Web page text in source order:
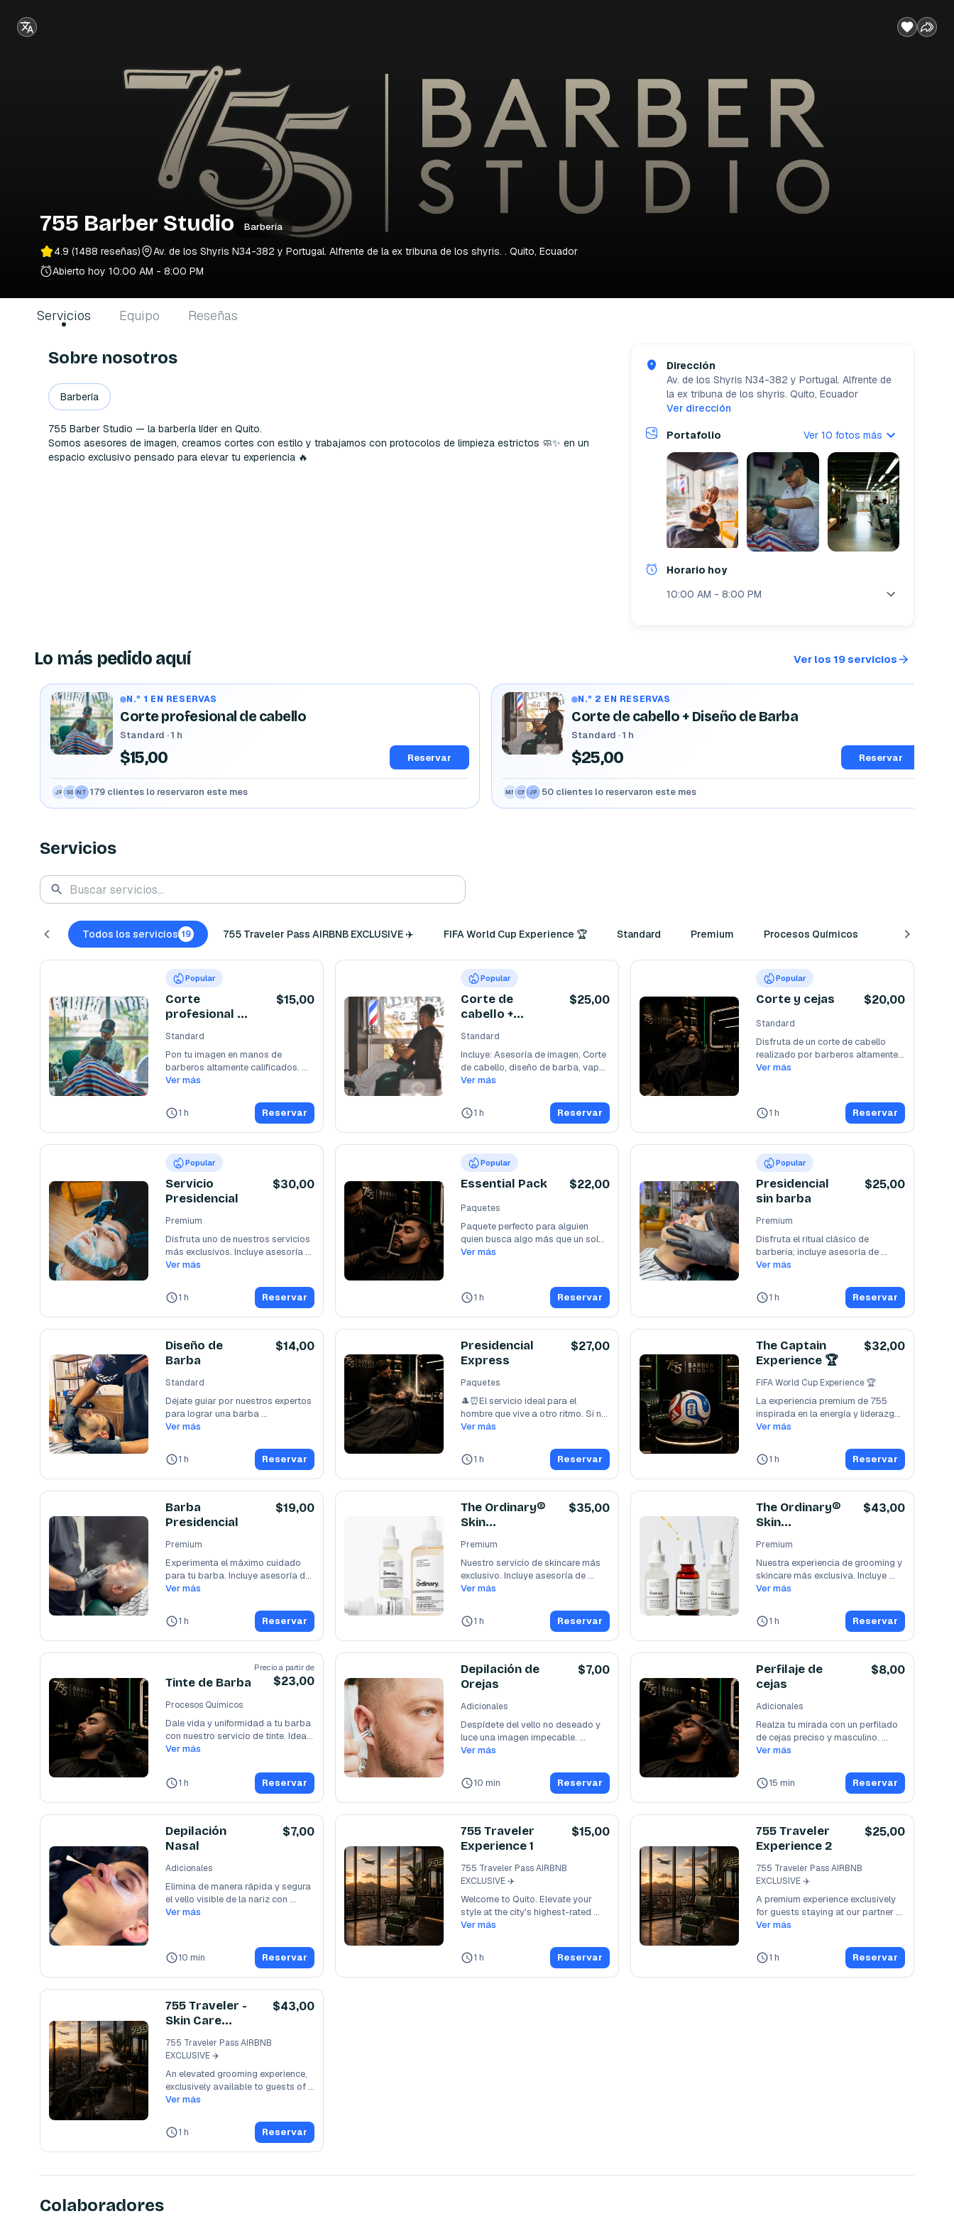
755 Barber Studio Barbería
4.9 (1488 reseñas) Av. de los Shyris N34-382 y Portugal. Alfrente de la ex tribuna de los shyris. . Quito, Ecuador
Abierto hoy 10:00 AM - 8:00 PM
Servicios Equipo Reseñas
Sobre nosotros
Barbería
755 Barber Studio — la barbería líder en Quito.
Somos asesores de imagen, creamos cortes con estilo y trabajamos con protocolos de limpieza estrictos 🧼✨ en un
espacio exclusivo pensado para elevar tu experiencia 🔥
Dirección
Av. de los Shyris N34-382 y Portugal. Alfrente de
la ex tribuna de los shyris. Quito, Ecuador
Ver dirección
Portafolio Ver 10 fotos más
Horario hoy
10:00 AM - 8:00 PM
Lo más pedido aquí Ver los 19 servicios
N.º 1 EN RESERVAS
Corte profesional de cabello
Standard · 1 h
$15,00 Reservar
JP SG NT 179 clientes lo reservaron este mes
N.º 2 EN RESERVAS
Corte de cabello + Diseño de Barba
Standard · 1 h
$25,00 Reservar
MR CR JP 50 clientes lo reservaron este mes
Servicios
Todos los servicios 19 755 Traveler Pass AIRBNB EXCLUSIVE ✈️ FIFA World Cup Experience 🏆 Standard Premium Procesos Químicos Adicionales
Popular
Corte
profesional de
$15,00
Standard
Pon tu imagen en manos de
barberos altamente calificados.
Disfruta de un corte
Ver más
1 h Reservar
Popular
Corte de
cabello +
Barba
$25,00
Standard
Incluye: Asesoría de imagen, Corte
de cabello, diseño de barba, vapor,
toalla...
Ver más
1 h Reservar
Popular
Corte y cejas $20,00
Standard
Disfruta de un corte de cabello
realizado por barberos altamente
calificados,
Ver más
1 h Reservar
Popular
Servicio
Presidencial
$30,00
Premium
Disfruta uno de nuestros servicios
más exclusivos. Incluye asesoría
de imagen,
Ver más
1 h Reservar
Popular
Essential Pack $22,00
Paquetes
Paquete perfecto para alguien
quien busca algo más que un solo
corte! Asesoría
Ver más
1 h Reservar
Popular
Presidencial
sin barba
$25,00
Premium
Disfruta el ritual clásico de
barberia; incluye asesoría de
imagen, corte de
Ver más
1 h Reservar
Diseño de
Barba
$14,00
Standard
Déjate guiar por nuestros expertos
para lograr una barba
perfectamente
Ver más
1 h Reservar
Presidencial
Express
$27,00
Paquetes
🎩⏰El servicio ideal para el
hombre que vive a otro ritmo. Si no
tienes tiempo
Ver más
1 h Reservar
The Captain
Experience 🏆
$32,00
FIFA World Cup Experience 🏆
La experiencia premium de 755
inspirada en la energía y liderazgo
del Mundial.
Ver más
1 h Reservar
Barba
Presidencial
$19,00
Premium
Experimenta el máximo cuidado
para tu barba. Incluye asesoría de
imagen, diseño
Ver más
1 h Reservar
The Ordinary®
Skin
Barba
$35,00
Premium
Nuestro servicio de skincare más
exclusivo. Incluye asesoría de
imagen, corte
Ver más
1 h Reservar
The Ordinary®
Skin
con Barba.
$43,00
Premium
Nuestra experiencia de grooming y
skincare más exclusiva. Incluye
asesoría de
Ver más
1 h Reservar
Tinte de Barba
Precio a partir de
$23,00
Procesos Químicos
Dale vida y uniformidad a tu barba
con nuestro servicio de tinte. Ideal
para...
Ver más
1 h Reservar
Depilación de
Orejas
$7,00
Adicionales
Despídete del vello no deseado y
luce una imagen impecable.
Nuestro servicio de
Ver más
10 min Reservar
Perfilaje de
cejas
$8,00
Adicionales
Realza tu mirada con un perfilado
de cejas preciso y masculino.
Utilizamos
Ver más
15 min Reservar
Depilación
Nasal
$7,00
Adicionales
Elimina de manera rápida y segura
el vello visible de la nariz con
nuestro...
Ver más
10 min Reservar
755 Traveler
Experience 1
$15,00
755 Traveler Pass AIRBNB
EXCLUSIVE ✈️
Welcome to Quito. Elevate your
style at the city's highest-rated
barber...
Ver más
1 h Reservar
755 Traveler
Experience 2
$25,00
755 Traveler Pass AIRBNB
EXCLUSIVE ✈️
A premium experience exclusively
for guests staying at our partner
hotels and
Ver más
1 h Reservar
755 Traveler -
Skin Care
$43,00
755 Traveler Pass AIRBNB
EXCLUSIVE ✈️
An elevated grooming experience,
exclusively available to guests of
our partner
Ver más
1 h Reservar
Colaboradores